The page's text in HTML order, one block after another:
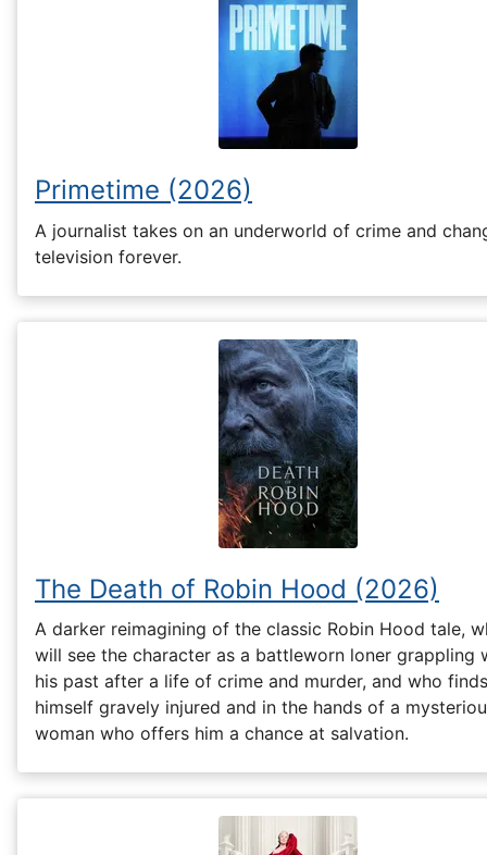
Primetime (2026)
A journalist takes on an underworld of crime and
television forever.
The Death of Robin Hood (2026)
A darker reimagining of the classic Robin Hood tale,
will see the character as a battleworn loner grappling
his past after a life of crime and murder, and who finds
himself gravely injured and in the hands of a
woman who offers him a chance at salvation.